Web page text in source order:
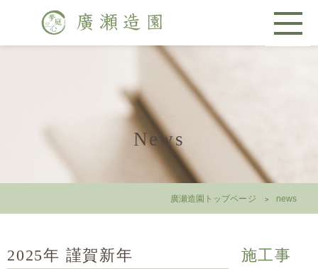
News
廣瀬造園トップページ news
2025年 謹賀新年
施工事